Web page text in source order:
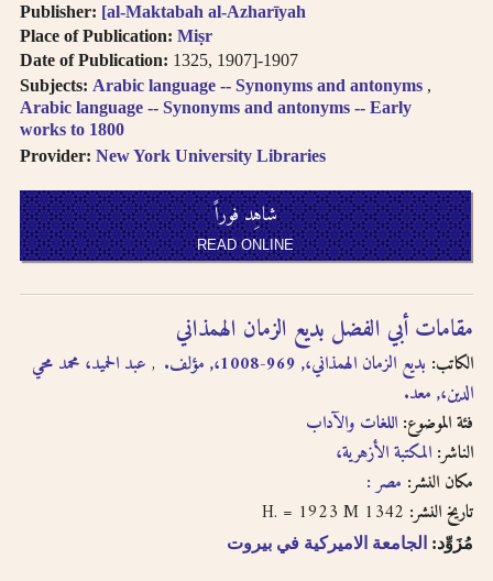
Publisher: [al-Maktabah al-Azharīyah
Place of Publication: Miṣr
Date of Publication: 1325, 1907]-1907
Subjects: Arabic language -- Synonyms and antonyms
Arabic language -- Synonyms and antonyms -- Early
works to 1800
Provider: New York University Libraries
شاهِد فوراً
READ ONLINE
مقامات أبي الفضل بديع الزمان الهمذاني
الكاتب: بديع الزمان الهمذاني،, 969-1008،, مؤلف.
عبد الحميد، محمد محي
الدين،, معد.
فئة الموضوع: اللغات والآداب
الناشر: المكتبة الأزهرية،
مكان النشر: مصر :
تاريخ النشر:
مُزَوِّد: الجامعة الاميركية في بيروت